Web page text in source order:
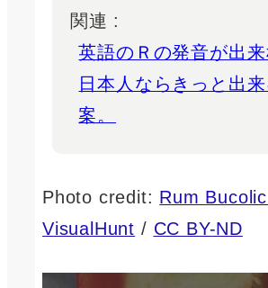
関連 :
英語のＲの発音が出来
日本人ならきっと出
案。
Photo credit: Rum
VisualHunt / CC BY-ND